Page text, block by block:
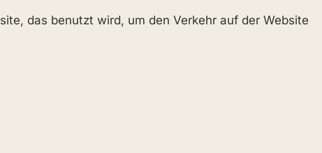
das benutzt wird, um den Verkehr auf der Website